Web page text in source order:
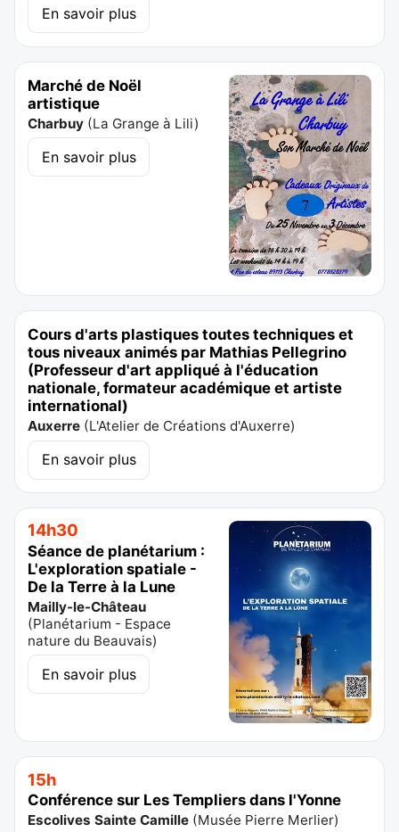
En savoir plus
Marché de Noël
artistique
Charbuy (La Grange à Lili)
En savoir plus
Cours d'arts plastiques toutes techniques et
tous niveaux animés par Mathias Pellegrino
(Professeur d'art appliqué à l'éducation
nationale, formateur académique et artiste
international)
Auxerre (L'Atelier de Créations d'Auxerre)
En savoir plus
14h30
Séance de planétarium :
L'exploration spatiale -
De la Terre à la Lune
Mailly-le-Château
(Planétarium - Espace
nature du Beauvais)
En savoir plus
15h
Conférence sur Les Templiers dans l'Yonne
Escolives Sainte Camille (Musée Pierre Merlier)